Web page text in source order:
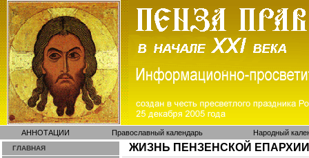
АННОТАЦИИ Православный календарь Народный
ГЛАВНАЯ
ЖИЗНЬ ПЕНЗЕНСКОЙ ЕПАРХИИ